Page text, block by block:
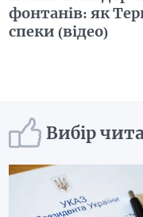
фонтанів: як
спеки (відео)
Вибір